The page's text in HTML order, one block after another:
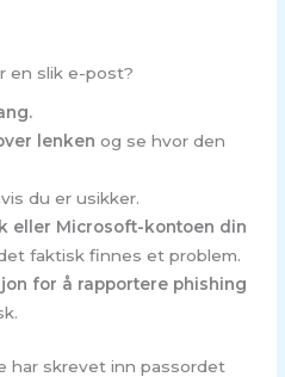
en slik e-post?
lenken og se hvor den
du er usikker.
eller Microsoft-kontoen din
faktisk finnes et problem.
for å rapportere phishing
har skrevet inn passordet